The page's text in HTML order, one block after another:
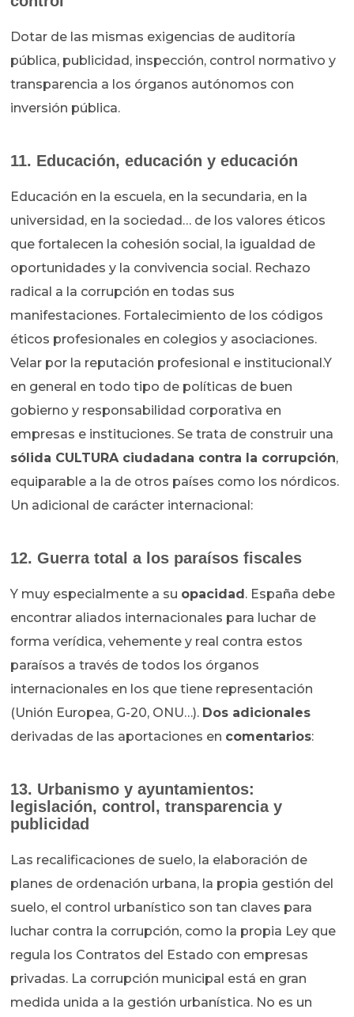
Dotar de las mismas exigencias de auditoría
pública, publicidad, inspección, control normativo y
transparencia a los órganos autónomos con
inversión pública.
11. Educación, educación y educación
Educación en la escuela, en la secundaria, en la
universidad, en la sociedad… de los valores éticos
que fortalecen la cohesión social, la igualdad de
oportunidades y la convivencia social. Rechazo
radical a la corrupción en todas sus
manifestaciones. Fortalecimiento de los códigos
éticos profesionales en colegios y asociaciones.
Velar por la reputación profesional e institucional.Y
en general en todo tipo de políticas de buen
gobierno y responsabilidad corporativa en
empresas e instituciones. Se trata de construir una
sólida CULTURA ciudadana contra la corrupción,
equiparable a la de otros países como los nórdicos.
Un adicional de carácter internacional:
12. Guerra total a los paraísos fiscales
Y muy especialmente a su opacidad. España debe
encontrar aliados internacionales para luchar de
forma verídica, vehemente y real contra estos
paraísos a través de todos los órganos
internacionales en los que tiene representación
(Unión Europea, G-20, ONU…). Dos adicionales
derivadas de las aportaciones en comentarios:
13. Urbanismo y ayuntamientos:
legislación, control, transparencia y
publicidad
Las recalificaciones de suelo, la elaboración de
planes de ordenación urbana, la propia gestión del
suelo, el control urbanístico son tan claves para
luchar contra la corrupción, como la propia Ley que
regula los Contratos del Estado con empresas
privadas. La corrupción municipal está en gran
medida unida a la gestión urbanística. No es un